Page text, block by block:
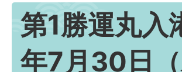
第1勝運丸入
年7月30日